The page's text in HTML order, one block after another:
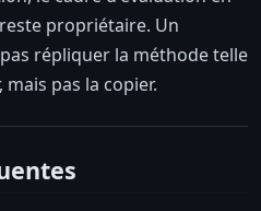
propriétaire. Un
répliquer la méthode telle
pas la copier.